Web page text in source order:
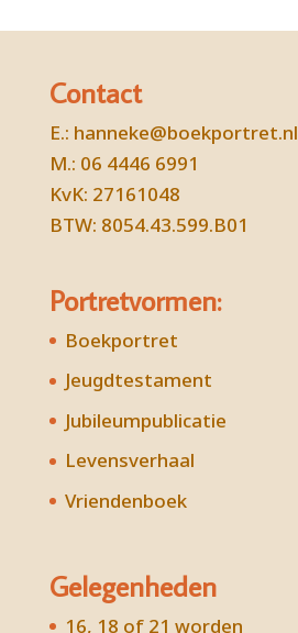
Contact
E.: hanneke@boekportret.nl
M.: 06 4446 6991
KvK: 27161048
BTW: 8054.43.599.B01
Portretvormen:
Boekportret
Jeugdtestament
Jubileumpublicatie
Levensverhaal
Vriendenboek
Gelegenheden
16, 18 of 21 worden